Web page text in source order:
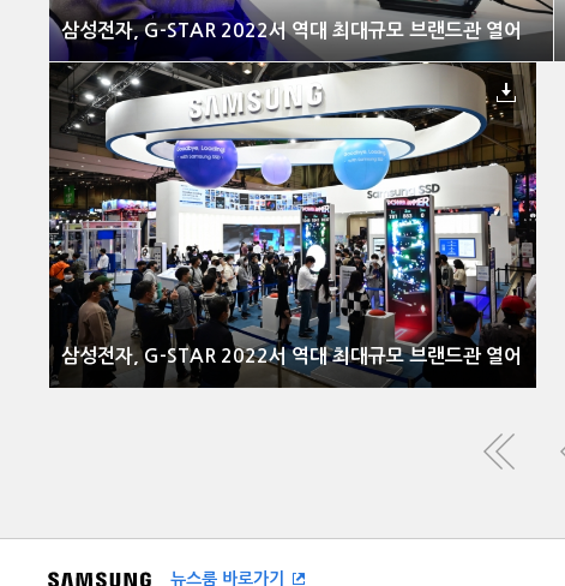
삼성전자, G-STAR 2022서 역대 최대규모 브랜드관 열어
삼성전자, G-STAR 2022서 역대 최대규모 브랜드관 열어
뉴스룸 바로가기